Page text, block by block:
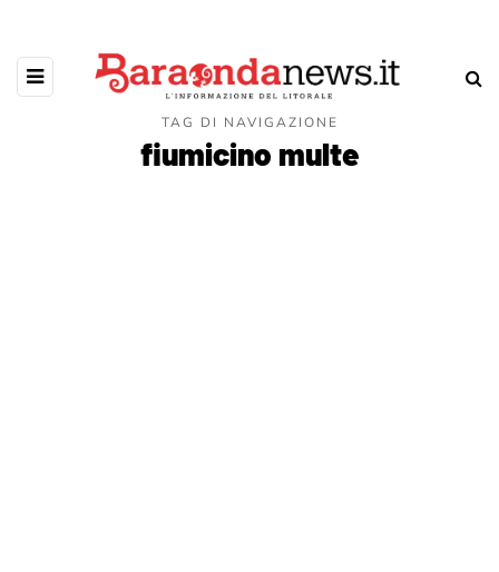
TAG DI NAVIGAZIONE
fiumicino multe